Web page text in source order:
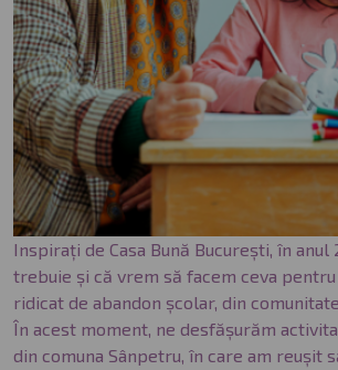
Inspirați de Casa Bună București, în anul
trebuie și că vrem să facem ceva
ridicat de abandon școlar, din
În acest moment, ne desfășurăm
din comuna Sânpetru, în care am reușit